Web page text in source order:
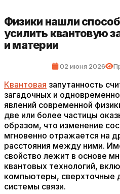
Физики нашли
усилить квантовую
и материи
02 июня 2026
Квантовая запутанность
загадочных и
явлений современной
две или более частицы
образом, что изменение
мгновенно отражается на
расстояния между ними.
свойство лежит в основе
квантовых технологий,
компьютеры, сверхточные
системы связи.